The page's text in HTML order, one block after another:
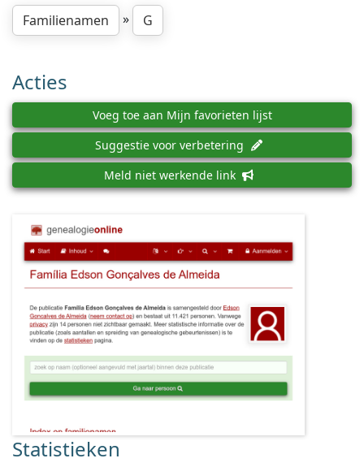
Familienamen
» G
Acties
Voeg toe aan Mijn favorieten lijst
Suggestie voor verbetering
Meld niet werkende link
Statistieken